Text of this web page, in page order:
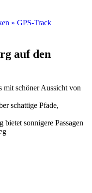
» GPS-Track
auf den
schöner Aussicht von
schattige Pfade,
sonnigere Passagen